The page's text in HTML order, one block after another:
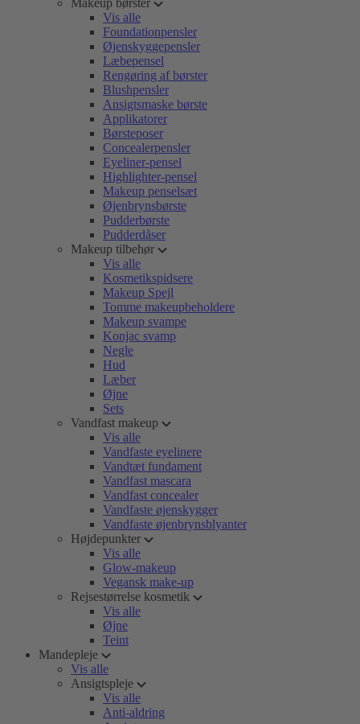
Makeup børster
Vis alle
Foundationpensler
Øjenskyggepensler
Læbepensel
Rengøring af børster
Blushpensler
Ansigtsmaske børste
Applikatorer
Børsteposer
Concealerpensler
Eyeliner-pensel
Highlighter-pensel
Makeup penselsæt
Øjenbrynsbørste
Pudderbørste
Pudderdåser
Makeup tilbehør
Vis alle
Kosmetikspidsere
Makeup Spejl
Tomme makeupbeholdere
Makeup svampe
Konjac svamp
Negle
Hud
Læber
Øjne
Sets
Vandfast makeup
Vis alle
Vandfaste eyelinere
Vandtæt fundament
Vandfast mascara
Vandfast concealer
Vandfaste øjenskygger
Vandfaste øjenbrynsblyanter
Højdepunkter
Vis alle
Glow-makeup
Vegansk make-up
Rejsestørrelse kosmetik
Vis alle
Øjne
Teint
Mandepleje
Vis alle
Ansigtspleje
Vis alle
Anti-aldring